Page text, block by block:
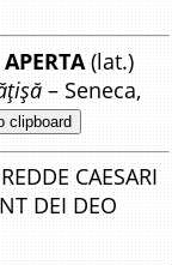
(lat.)
– Seneca,
clipboard
CAESARI
DEI DEO